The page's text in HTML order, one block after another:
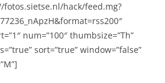
hack/feed.mg?
num=”100″ thumbsize=”Th”
sort=”true” window=”false”